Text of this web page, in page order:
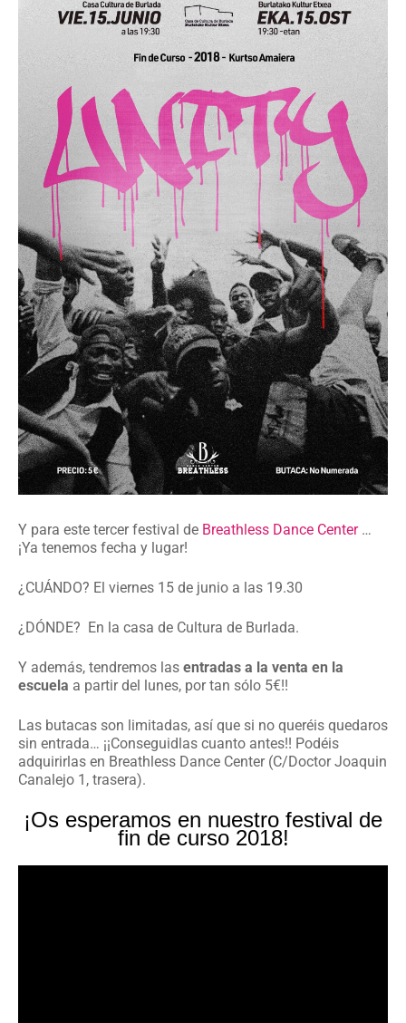
Y para este tercer festival de Breathless Dance Center…
¡Ya tenemos fecha y lugar!
¿CUÁNDO? El viernes 15 de junio a las 19.30
¿DÓNDE? En la casa de Cultura de Burlada.
Y además, tendremos las entradas a la venta en la
escuela a partir del lunes, por tan sólo 5€!!
Las butacas son limitadas, así que si no queréis quedaros
sin entrada… ¡¡Conseguidlas cuanto antes!! Podéis
adquirirlas en Breathless Dance Center (C/Doctor Joaquin
Canalejo 1, trasera).
¡Os esperamos en nuestro festival de
fin de curso 2018!